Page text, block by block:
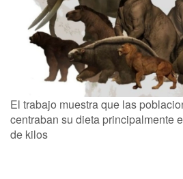
El trabajo muestra que las
centraban su dieta principalmente
de kilos